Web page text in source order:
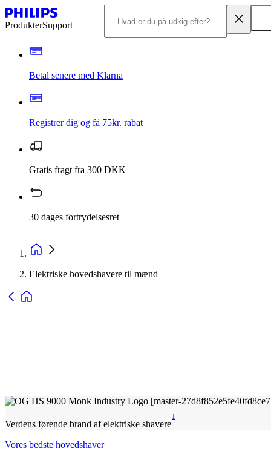
ProdukterSupport
Betal senere med Klarna
Registrer dig og få 75kr. rabat
Gratis fragt fra 300 DKK
30 dages fortrydelsesret
Elektriske hovedshavere til mænd
Verdens førende brand af elektriske shavere
1
Vores bedste hovedshaver